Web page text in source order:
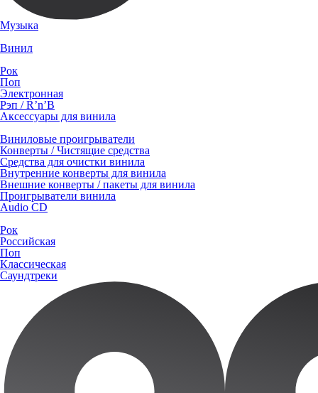
Музыка
Винил
Рок
Поп
Электронная
Рэп / R’n’B
Аксессуары для винила
Виниловые проигрыватели
Конверты / Чистящие средства
Средства для очистки винила
Внутренние конверты для винила
Внешние конверты / пакеты для винила
Проигрыватели винила
Audio CD
Рок
Российская
Поп
Классическая
Саундтреки